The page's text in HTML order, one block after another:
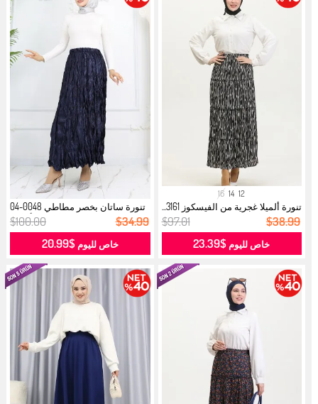
12
14
16
تنورة ألميلا غجرية من الفيسكوز 3161...
$97.01 $38.99
خاص لليوم $23.39
تنورة ساتان بخصر مطاطي 0048-04
أزرق...
$100.00 $34.99
خاص لليوم$20.99